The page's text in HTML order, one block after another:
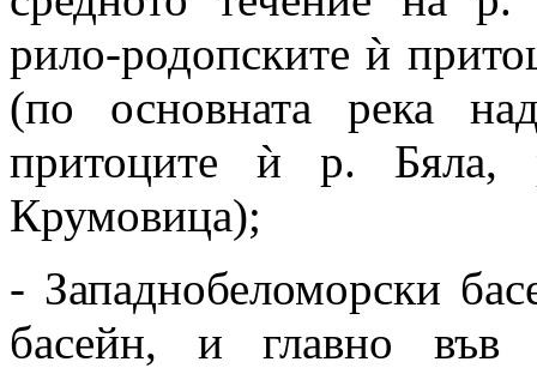
рило-родопските ѝ
(по основната река
притоците ѝ р.
Крумовица);
- Западнобеломорски
басейн, и главно във